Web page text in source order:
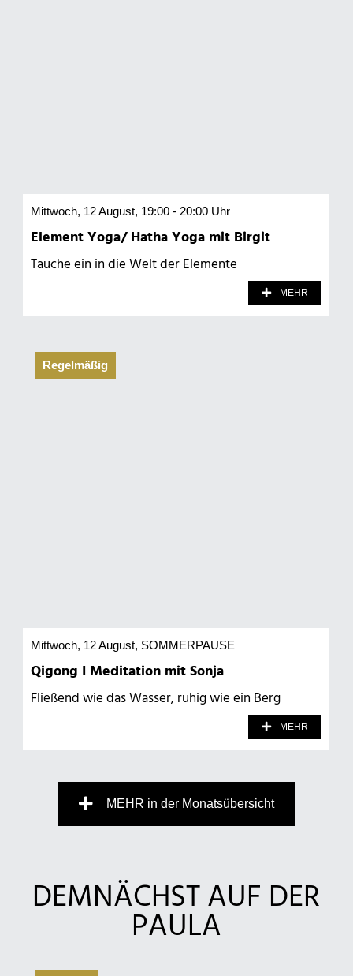
Mittwoch, 12 August, 19:00 - 20:00 Uhr
Element Yoga/ Hatha Yoga mit Birgit
Tauche ein in die Welt der Elemente
MEHR
Regelmäßig
Mittwoch, 12 August, SOMMERPAUSE
Qigong I Meditation mit Sonja
Fließend wie das Wasser, ruhig wie ein Berg
MEHR
MEHR in der Monatsübersicht
DEMNÄCHST AUF DER
PAULA